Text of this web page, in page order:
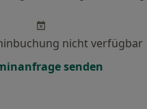
nicht verfügbar
senden